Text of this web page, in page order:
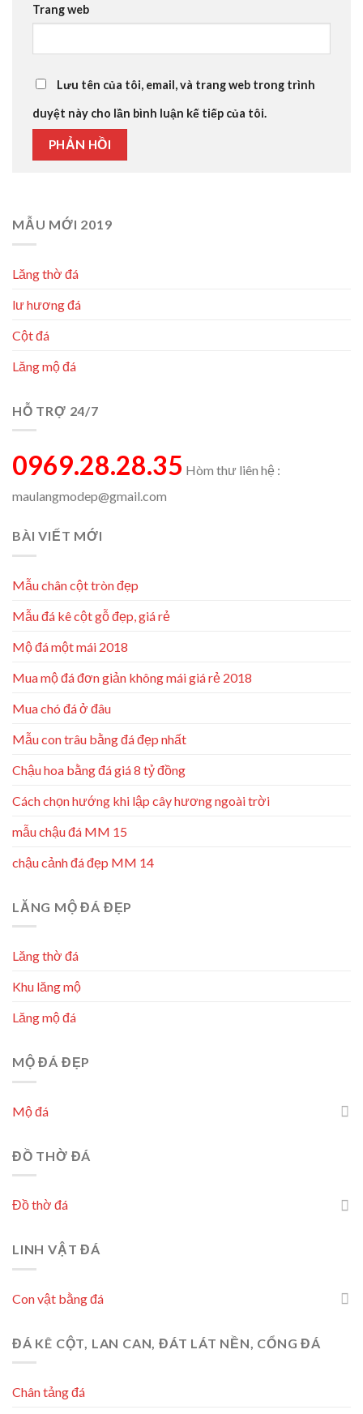
Trang web
Lưu tên của tôi, email, và trang web trong trình
duyệt này cho lần bình luận kế tiếp của tôi.
MẪU MỚI 2019
Lăng thờ đá
lư hương đá
Cột đá
Lăng mộ đá
HỖ TRỢ 24/7
0969.28.28.35 Hòm thư liên hệ :
maulangmodep@gmail.com
BÀI VIẾT MỚI
Mẫu chân cột tròn đẹp
Mẫu đá kê cột gỗ đẹp, giá rẻ
Mộ đá một mái 2018
Mua mộ đá đơn giản không mái giá rẻ 2018
Mua chó đá ở đâu
Mẫu con trâu bằng đá đẹp nhất
Chậu hoa bằng đá giá 8 tỷ đồng
Cách chọn hướng khi lập cây hương ngoài trời
mẫu chậu đá MM 15
chậu cảnh đá đẹp MM 14
LĂNG MỘ ĐÁ ĐẸP
Lăng thờ đá
Khu lăng mộ
Lăng mộ đá
MỘ ĐÁ ĐẸP
Mộ đá
ĐỒ THỜ ĐÁ
Đồ thờ đá
LINH VẬT ĐÁ
Con vật bằng đá
ĐÁ KÊ CỘT, LAN CAN, ĐÁT LÁT NỀN, CỔNG ĐÁ
Chân tảng đá